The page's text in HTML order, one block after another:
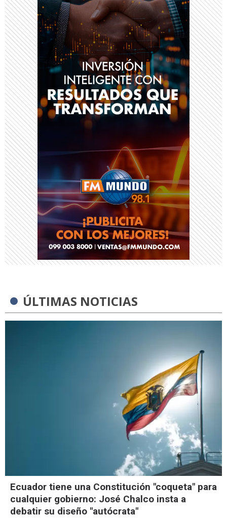
ÚLTIMAS NOTICIAS
Ecuador tiene una Constitución "coqueta" para
cualquier gobierno: José Chalco insta a
debatir su diseño "autócrata"